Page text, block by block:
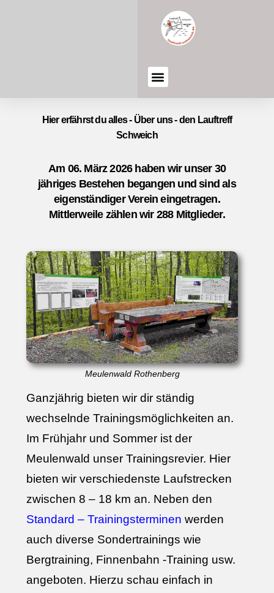
Hier erfährst du alles - Über uns - den Lauftreff
Schweich
Am 06. März 2026 haben wir unser 30
jähriges Bestehen begangen und sind als
eigenständiger Verein eingetragen.
Mittlerweile zählen wir 288 Mitglieder.
Meulenwald Rothenberg
Ganzjährig bieten wir dir ständig
wechselnde Trainingsmöglichkeiten an.
Im Frühjahr und Sommer ist der
Meulenwald unser Trainingsrevier. Hier
bieten wir verschiedenste Laufstrecken
zwischen 8 – 18 km an. Neben den
Standard – Trainingsterminen werden
auch diverse Sondertrainings wie
Bergtraining, Finnenbahn -Training usw.
angeboten. Hierzu schau einfach in